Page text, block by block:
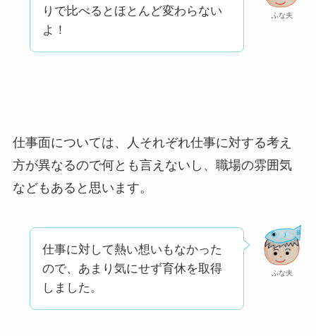
ふな夫
りで比べるとほとんど変わらない
よ！
仕事面については、人それぞれ仕事に対する考え
方が異なるので何とも言えないし、職場の雰囲気
などもあると思います。
ふな夫
仕事に対して熱い想いもなかった
ので、あまり気にせず育休を取得
しました。